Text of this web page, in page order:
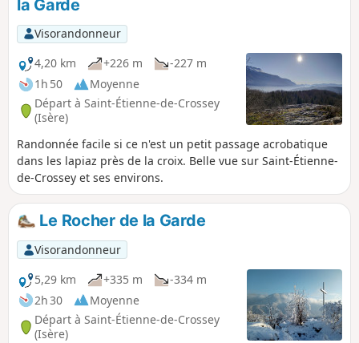
la Garde
Visorandonneur
4,20 km
+226 m
-227 m
1h 50
Moyenne
Départ à Saint-Étienne-de-Crossey
(Isère)
Randonnée facile si ce n'est un petit passage acrobatique
dans les lapiaz près de la croix. Belle vue sur Saint-Étienne-
de-Crossey et ses environs.
Le Rocher de la Garde
Visorandonneur
5,29 km
+335 m
-334 m
2h 30
Moyenne
Départ à Saint-Étienne-de-Crossey
(Isère)